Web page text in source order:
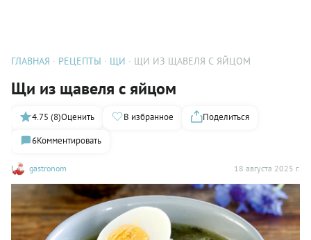
ГЛАВНАЯ РЕЦЕПТЫ ЩИ ЩИ ИЗ ЩАВЕЛЯ С ЯЙЦОМ
Щи из щавеля с яйцом
gastronom 18 августа 2025 г.
4.75 (8)Оценить В избранное
Поделиться
6Комментировать